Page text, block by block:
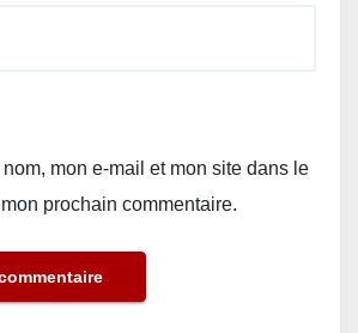
mon e-mail et mon site dans le
prochain commentaire.